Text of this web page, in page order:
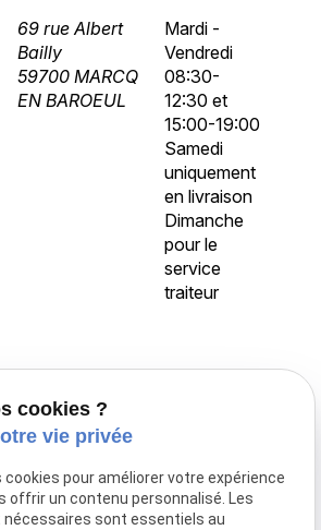
69 rue Albert
Bailly
59700 MARCQ
EN BAROEUL
Mardi -
Vendredi
08:30-
12:30 et
15:00-19:00
Samedi
uniquement
en livraison
Dimanche
pour le
service
traiteur
matériel
cookies ?
vie privée
pour améliorer votre expérience
offrir un contenu personnalisé. Les
sont essentiels au